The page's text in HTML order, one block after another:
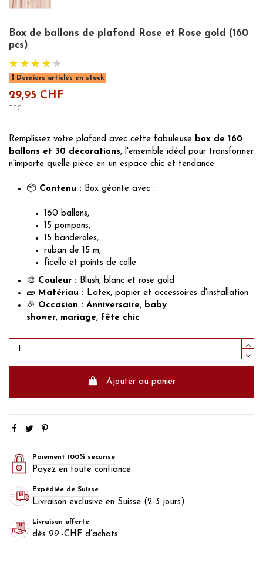
Box de ballons de plafond Rose et Rose gold (160
pcs)
Derniers articles en stock
29,95 CHF
TTC
Remplissez votre plafond avec cette fabuleuse box de 160
ballons et 30 décorations, l'ensemble idéal pour transformer
n'importe quelle pièce en un espace chic et tendance.
📦 Contenu : Box géante avec :
160 ballons,
15 pompons,
15 banderoles,
ruban de 15 m,
ficelle et points de colle
🎨 Couleur : Blush, blanc et rose gold
🧱 Matériau : Latex, papier et accessoires d'installation
🎉 Occasion : Anniversaire, baby
shower, mariage, fête chic
Ajouter au panier
Paiement 100% sécurisé
Payez en toute confiance
Expédiée de Suisse
Livraison exclusive en Suisse (2-3 jours)
Livraison offerte
dès 99.-CHF d’achats